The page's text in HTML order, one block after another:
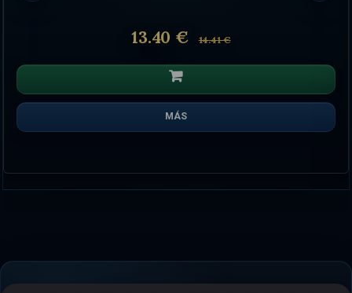
13.40 € 14.41 €
MÁS